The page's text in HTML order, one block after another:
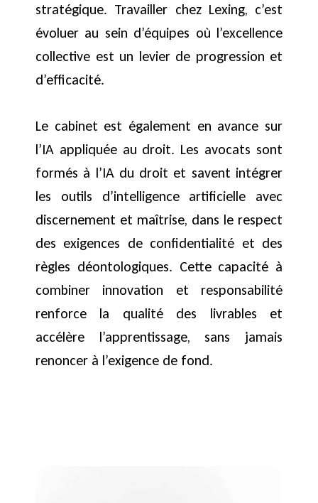
stratégique. Travailler chez Lexing, c’est
évoluer au sein d’équipes où l’excellence
collective est un levier de progression et
d’efficacité.
Le cabinet est également en avance sur
l’IA appliquée au droit. Les avocats sont
formés à l’IA du droit et savent intégrer
les outils d’intelligence artificielle avec
discernement et maîtrise, dans le respect
des exigences de confidentialité et des
règles déontologiques. Cette capacité à
combiner innovation et responsabilité
renforce la qualité des livrables et
accélère l’apprentissage, sans jamais
renoncer à l’exigence de fond.